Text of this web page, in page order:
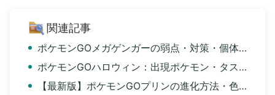
関連記事
ポケモンGOメガゲンガーの弱点・対策・個体値・入手方法まとめ
ポケモンGOハロウィン：出現ポケモン・タスク・色違いまとめ
【最新版】ポケモンGOプリンの進化方法・色違い・入手方法まとめ